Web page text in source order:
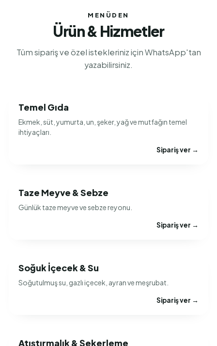
MENÜDEN
Ürün & Hizmetler
Tüm sipariş ve özel istekleriniz için WhatsApp'tan
yazabilirsiniz.
Temel Gıda
Ekmek, süt, yumurta, un, şeker, yağ ve mutfağın temel
ihtiyaçları.
Sipariş ver →
Taze Meyve & Sebze
Günlük taze meyve ve sebze reyonu.
Sipariş ver →
Soğuk İçecek & Su
Soğutulmuş su, gazlı içecek, ayran ve meşrubat.
Sipariş ver →
Atıştırmalık & Şekerleme